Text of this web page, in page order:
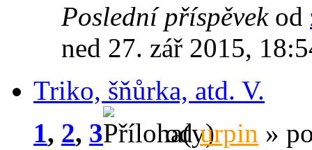
Poslední příspěvek od
ned 27. zář 2015,
Triko, šňůrka, atd. V.
1, 2, 3 odurpin »